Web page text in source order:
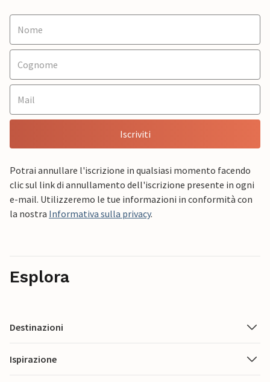
Iscriviti
Potrai annullare l'iscrizione in qualsiasi momento facendo
clic sul link di annullamento dell'iscrizione presente in ogni
e-mail. Utilizzeremo le tue informazioni in conformità con
la nostra Informativa sulla privacy.
Esplora
Destinazioni
Ispirazione